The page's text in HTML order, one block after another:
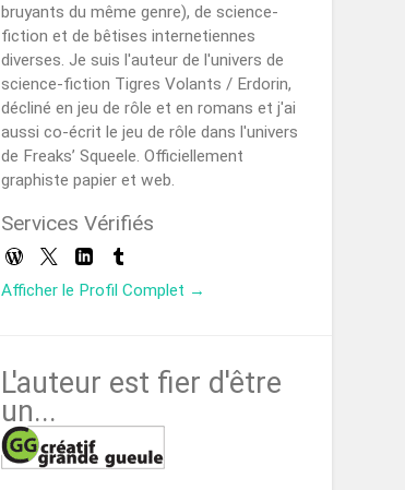
bruyants du même genre), de science-
fiction et de bêtises internetiennes
diverses. Je suis l'auteur de l'univers de
science-fiction Tigres Volants / Erdorin,
décliné en jeu de rôle et en romans et j'ai
aussi co-écrit le jeu de rôle dans l'univers
de Freaks’ Squeele. Officiellement
graphiste papier et web.
Services Vérifiés
Afficher le Profil Complet →
L'auteur est fier d'être
un...